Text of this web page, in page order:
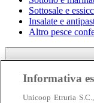
Sottosale e
Insalate e
Altro pesce
Informativa
Unicoop Etruria